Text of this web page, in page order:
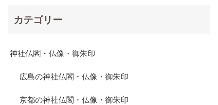
カテゴリー
神社仏閣・仏像・御朱印
広島の神社仏閣・仏像・御朱印
京都の神社仏閣・仏像・御朱印